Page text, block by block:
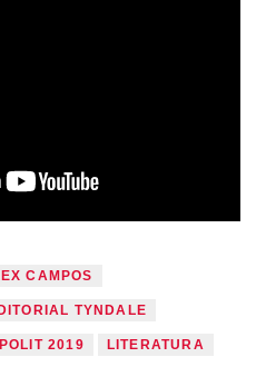
CAMPOS
TYNDALE
2019 LITERATURA